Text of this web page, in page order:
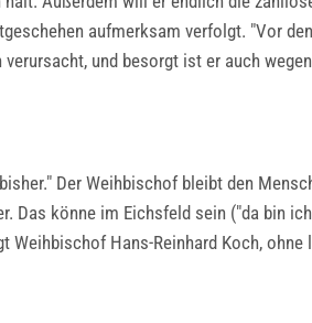
aufmerksam verfolgt. "Vor
und besorgt ist er auch
Der Weihbischof bleibt den
könne im Eichsfeld sein ("da bin
Hans-Reinhard Koch, ohne